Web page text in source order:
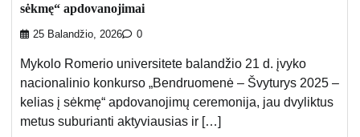
sėkmę“ apdovanojimai
25 Balandžio, 2026 0
Mykolo Romerio universitete balandžio 21 d. įvyko
nacionalinio konkurso „Bendruomenė – Švyturys 2025 –
kelias į sėkmę“ apdovanojimų ceremonija, jau dvyliktus
metus suburianti aktyviausias ir […]